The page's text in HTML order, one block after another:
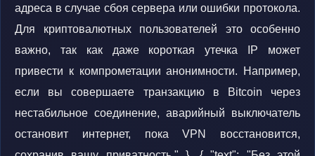
адреса в случае сбоя сервера или ошибки протокола.
Для криптовалютных пользователей это особенно
важно, так как даже короткая утечка IP может
привести к компрометации анонимности. Например,
если вы совершаете транзакцию в Bitcoin через
нестабильное соединение, аварийный выключатель
остановит интернет, пока VPN восстановится,